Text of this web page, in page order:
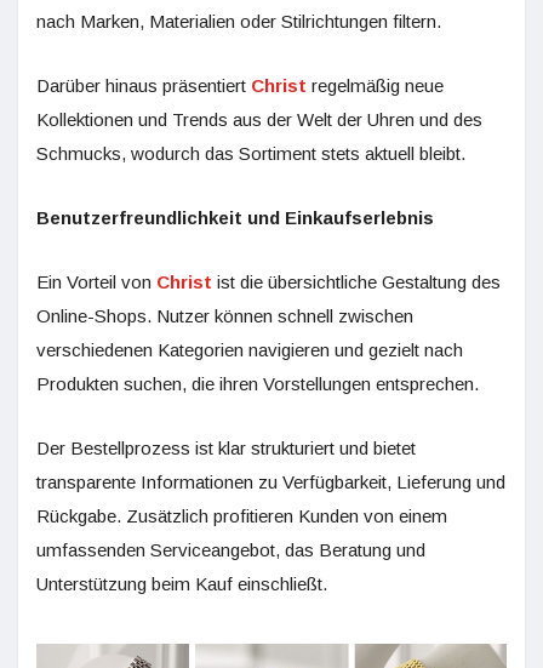
nach Marken, Materialien oder Stilrichtungen filtern.
Darüber hinaus präsentiert Christ regelmäßig neue
Kollektionen und Trends aus der Welt der Uhren und des
Schmucks, wodurch das Sortiment stets aktuell bleibt.
Benutzerfreundlichkeit und Einkaufserlebnis
Ein Vorteil von Christ ist die übersichtliche Gestaltung des
Online-Shops. Nutzer können schnell zwischen
verschiedenen Kategorien navigieren und gezielt nach
Produkten suchen, die ihren Vorstellungen entsprechen.
Der Bestellprozess ist klar strukturiert und bietet
transparente Informationen zu Verfügbarkeit, Lieferung und
Rückgabe. Zusätzlich profitieren Kunden von einem
umfassenden Serviceangebot, das Beratung und
Unterstützung beim Kauf einschließt.